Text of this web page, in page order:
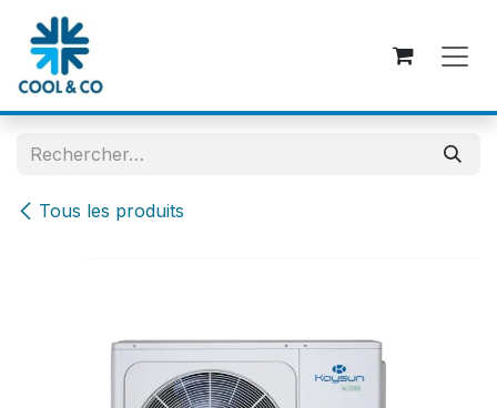
Se rendre au contenu
Tous les produits